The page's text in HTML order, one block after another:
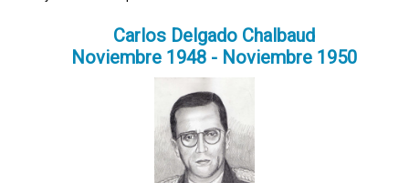
Carlos Delgado Chalbaud
Noviembre 1948 - Noviembre 1950